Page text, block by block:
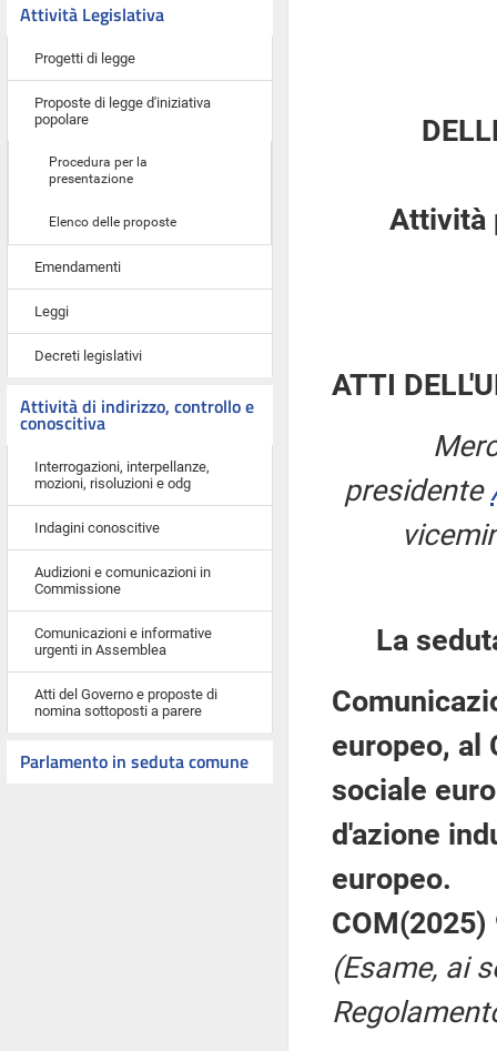
Attività Legislativa
Progetti di legge
Proposte di legge d'iniziativa
popolare
Procedura per la
presentazione
Elenco delle proposte
Emendamenti
Leggi
Decreti legislativi
Attività di indirizzo, controllo e
conoscitiva
Interrogazioni, interpellanze,
mozioni, risoluzioni e odg
Indagini conoscitive
Audizioni e comunicazioni in
Commissione
Comunicazioni e informative
urgenti in Assemblea
Atti del Governo e proposte di
nomina sottoposti a parere
Parlamento in seduta comune
Attività
ATTI
presidente
La
europeo, al
sociale
d'azione
europeo.
(Esame, ai